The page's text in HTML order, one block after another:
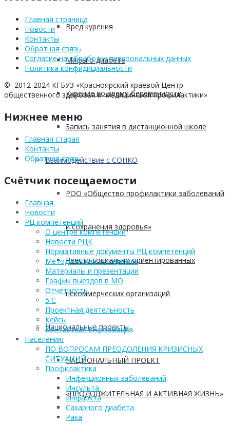
Вред курения
Мифы о диабете
Курение во время беременности
Запись занятия в дистанционной школе
Взаимодействие с СОНКО
РОО «Общество профилактики заболеваний
и сохранения здоровья»
Реестр социально ориентированных
некоммерческих организаций
Национальные проекты
НАЦИОНАЛЬНЫЙ ПРОЕКТ
«ПРОДОЛЖИТЕЛЬНАЯ И АКТИВНАЯ ЖИЗНЬ»
Главная страница
Новости
Контакты
Обратная связь
Согласие на обработку персоональных данных
Политика конфидициальности
© 2012-2024 КГБУЗ «Красноярский краевой Центр
общественного здоровья и медицинской профилактики»
Нижнее меню
Главная старая
Контакты
Обратная связь
Счётчик посещаемости
Главная
Новости
РЦ компетенций
О центре компетенций
Новости РЦК
Нормативные документы РЦ компетенций
Методические материалы
Материалы и презентации
График выездов в МО
Отчетность
5 С
Проектная деятельность
Кейсы
Контактная информация
Населению
ПО ВОПРОСАМ ПРЕОДОЛЕНИЯ КРИЗИСНЫХ
СИТУАЦИЙ
Профилактика
Инфекционных заболеваний
Инсульта
Инфаркта
Сахарного диабета
Рака